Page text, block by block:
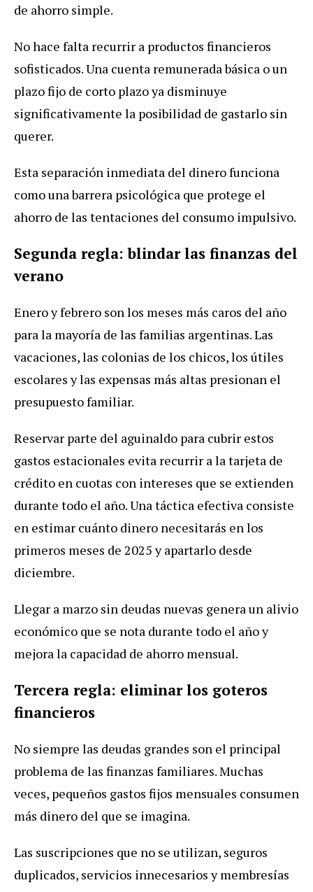
de ahorro simple.
No hace falta recurrir a productos financieros
sofisticados. Una cuenta remunerada básica o un
plazo fijo de corto plazo ya disminuye
significativamente la posibilidad de gastarlo sin
querer.
Esta separación inmediata del dinero funciona
como una barrera psicológica que protege el
ahorro de las tentaciones del consumo impulsivo.
Segunda regla: blindar las finanzas del
verano
Enero y febrero son los meses más caros del año
para la mayoría de las familias argentinas. Las
vacaciones, las colonias de los chicos, los útiles
escolares y las expensas más altas presionan el
presupuesto familiar.
Reservar parte del aguinaldo para cubrir estos
gastos estacionales evita recurrir a la tarjeta de
crédito en cuotas con intereses que se extienden
durante todo el año. Una táctica efectiva consiste
en estimar cuánto dinero necesitarás en los
primeros meses de 2025 y apartarlo desde
diciembre.
Llegar a marzo sin deudas nuevas genera un alivio
económico que se nota durante todo el año y
mejora la capacidad de ahorro mensual.
Tercera regla: eliminar los goteros
financieros
No siempre las deudas grandes son el principal
problema de las finanzas familiares. Muchas
veces, pequeños gastos fijos mensuales consumen
más dinero del que se imagina.
Las suscripciones que no se utilizan, seguros
duplicados, servicios innecesarios y membresías